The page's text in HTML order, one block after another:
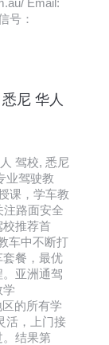
Email:
号：
尼 华人
驾校, 悉尼
业驾驶教
课，学车教
注路面安全
推荐首
车中不断打
餐，最优
亚洲通驾
学
的所有学
活，上门接
。结果第